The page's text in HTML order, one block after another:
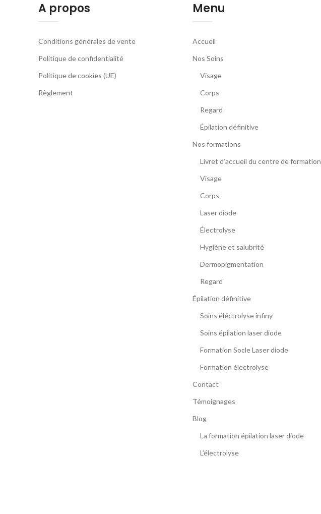
A propos
Conditions générales de vente
Politique de confidentialité
Politique de cookies (UE)
Règlement
Menu
Accueil
Nos Soins
Visage
Corps
Regard
Épilation définitive
Nos formations
Livret d’accueil du centre de formation
Visage
Corps
Laser diode
Électrolyse
Hygiène et salubrité
Dermopigmentation
Regard
Épilation définitive
Soins éléctrolyse infiny
Soins épilation laser diode
Formation Socle Laser diode
Formation électrolyse
Contact
Témoignages
Blog
La formation épilation laser diode
L’électrolyse